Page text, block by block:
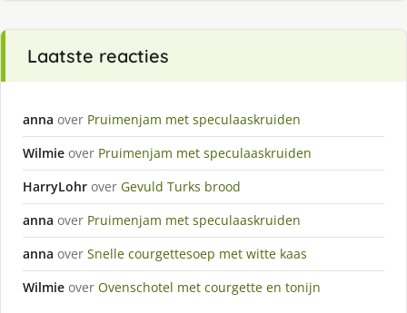
Laatste reacties
anna over Pruimenjam met speculaaskruiden
Wilmie over Pruimenjam met speculaaskruiden
HarryLohr over Gevuld Turks brood
anna over Pruimenjam met speculaaskruiden
anna over Snelle courgettesoep met witte kaas
Wilmie over Ovenschotel met courgette en tonijn